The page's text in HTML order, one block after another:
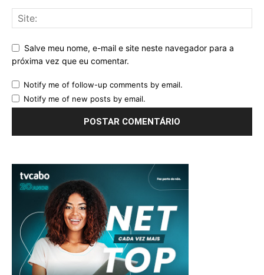
Salve meu nome, e-mail e site neste navegador para a
próxima vez que eu comentar.
Notify me of follow-up comments by email.
Notify me of new posts by email.